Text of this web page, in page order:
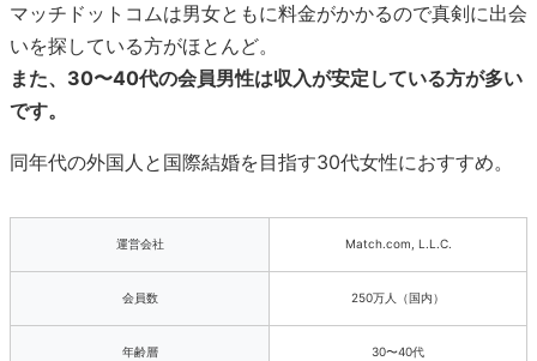
マッチドットコムは男女ともに料金がかかるので真剣に出会
いを探している方がほとんど。
また、30〜40代の会員男性は収入が安定している方が多い
です。
同年代の外国人と国際結婚を目指す30代女性におすすめ。
運営会社 Match.com, L.L.C.
会員数 250万人（国内）
年齢層 30〜40代